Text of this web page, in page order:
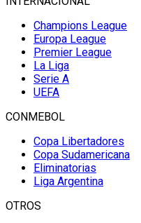
Champions League
Europa League
Premier League
La Liga
Serie A
UEFA
CONMEBOL
Copa Libertadores
Copa Sudamericana
Eliminatorias
Liga Argentina
OTROS